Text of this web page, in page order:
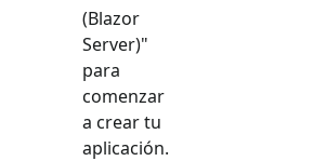
(Blazor
Server)"
para
comenzar
a crear tu
aplicación.